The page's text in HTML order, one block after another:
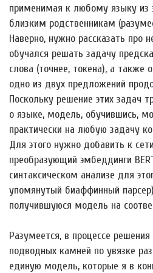
применимая к любому языку из
близким родственникам
Наверно, нужно рассказать про
обучался решать задачу
слова (точнее, токена), а также
одно из двух предложений
Поскольку решение этих задач
о языке, модель, обучившись,
практически на любую задачу
Для этого нужно добавить к
преобразующий эмбеддинги
синтаксическом анализе для
упомянутый биаффинный
получившуюся модель на
Разумеется, в процессе
подводных камней по увязке
единую модель, которые я в